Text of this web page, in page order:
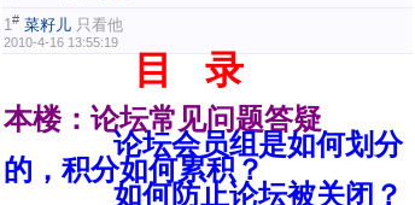
1# 菜籽儿 只看他
2010-4-16 13:55:19
目 录
本楼：论坛常见问题答疑
论坛会员组是如何划分
的，积分如何累积？
如何防止论坛被关闭？